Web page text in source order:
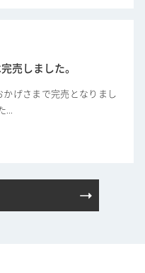
売しました。
かげさまで完売となりまし
...